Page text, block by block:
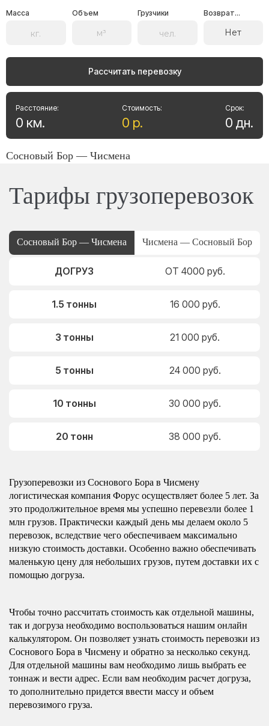
Масса Объем Грузчики Возврат...
Нет
Рассчитать перевозку
Стоимость:
0 р.
Расстояние:
0 км.
Срок:
0 дн.
Сосновый Бор — Чисмена
Тарифы грузоперевозок
Сосновый Бор — Чисмена Чисмена — Сосновый Бор
ДОГРУЗ ОТ 4000 руб.
1.5 тонны 16 000 руб.
3 тонны 21 000 руб.
5 тонны 24 000 руб.
10 тонны 30 000 руб.
20 тонн 38 000 руб.
Грузоперевозки из Соснового Бора в Чисмену
логистическая компания Форус осуществляет более 5 лет. За
это продолжительное время мы успешно перевезли более 1
млн грузов. Практически каждый день мы делаем около 5
перевозок, вследствие чего обеспечиваем максимально
низкую стоимость доставки. Особенно важно обеспечивать
маленькую цену для небольших грузов, путем доставки их с
помощью догруза.
Чтобы точно рассчитать стоимость как отдельной машины,
так и догруза необходимо воспользоваться нашим онлайн
калькулятором. Он позволяет узнать стоимость перевозки из
Соснового Бора в Чисмену и обратно за несколько секунд.
Для отдельной машины вам необходимо лишь выбрать ее
тоннаж и вести адрес. Если вам необходим расчет догруза,
то дополнительно придется ввести массу и объем
перевозимого груза.